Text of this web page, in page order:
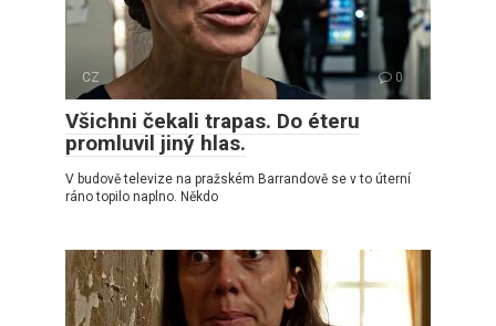
CZ 0
Všichni čekali trapas. Do éteru
promluvil jiný hlas.
V budově televize na pražském Barrandově se v to úterní
ráno topilo naplno. Někdo